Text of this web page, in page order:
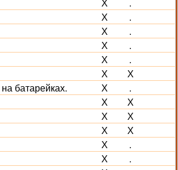
Х
.
Х
.
Х
.
Х
.
Х
Х
батарейках. Х
.
Х
Х
Х
Х
Х
Х
Х
.
Х
.